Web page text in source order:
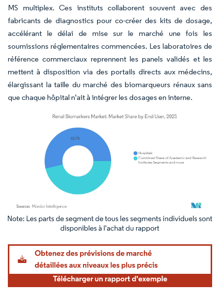
MS multiplex. Ces instituts collaborent souvent avec des
fabricants de diagnostics pour co-créer des kits de dosage,
accélérant le délai de mise sur le marché une fois les
soumissions réglementaires commencées. Les laboratoires de
référence commerciaux reprennent les panels validés et les
mettent à disposition via des portails directs aux médecins,
élargissant la taille du marché des biomarqueurs rénaux sans
que chaque hôpital n'ait à intégrer les dosages en interne.
Image © Mordor Intelligence. La réutilisation nécessite une attribution sous CC BY